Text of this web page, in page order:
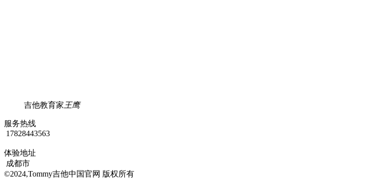
吉他教育家 王鹰
服务热线
17828443563
体验地址
成都市
©2024,Tommy吉他中国官网 版权所有